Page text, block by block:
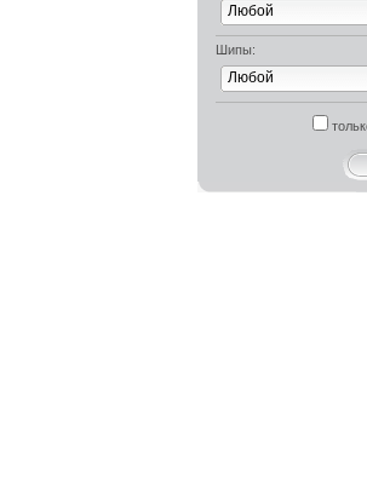
Любой
Шипы:
Любой